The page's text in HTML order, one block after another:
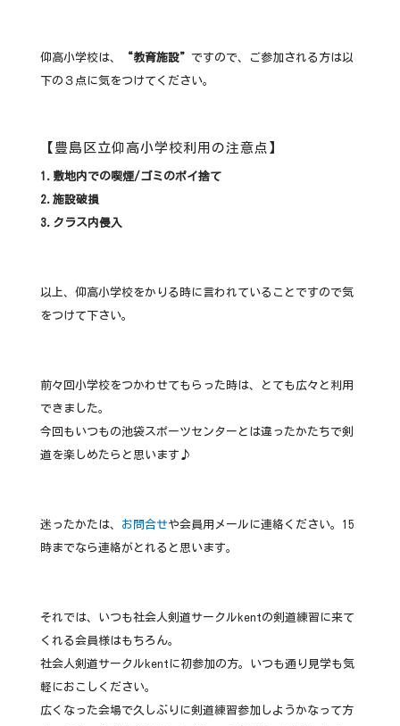
仰高小学校は、 “教育施設” ですので、ご参加される方は以
下の３点に気をつけてください。
【豊島区立仰高小学校利用の注意点】
1.敷地内での喫煙/ゴミのポイ捨て
2.施設破損
3.クラス内侵入
以上、仰高小学校をかりる時に言われていることですので気
をつけて下さい。
前々回小学校をつかわせてもらった時は、とても広々と利用
できました。
今回もいつもの池袋スポーツセンターとは違ったかたちで剣
道を楽しめたらと思います♪
迷ったかたは、 お問合せや会員用メールに連絡ください。15
時までなら連絡がとれると思います。
それでは、いつも社会人剣道サークルkentの剣道練習に来て
くれる会員様はもちろん。
社会人剣道サークルkentに初参加の方。いつも通り見学も気
軽におこしください。
広くなった会場で久しぶりに剣道練習参加しようかなって方